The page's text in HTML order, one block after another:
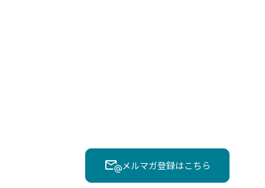
メルマガ登録はこちら